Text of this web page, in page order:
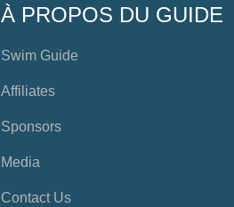
À PROPOS DU GUIDE
Swim Guide
Affiliates
Sponsors
Media
Contact Us